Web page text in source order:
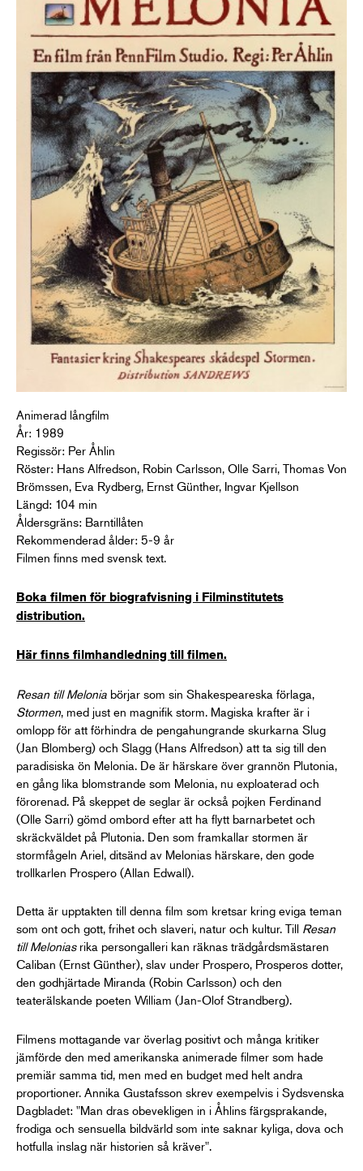
Animerad långfilm
År: 1989
Regissör: Per Åhlin
Röster: Hans Alfredson, Robin Carlsson, Olle Sarri, Thomas Von
Brömssen, Eva Rydberg, Ernst Günther, Ingvar Kjellson
Längd: 104 min
Åldersgräns: Barntillåten
Rekommenderad ålder: 5-9 år
Filmen finns med svensk text.
Boka filmen för biografvisning i Filminstitutets
distribution.
Här finns filmhandledning till filmen.
Resan till Melonia börjar som sin Shakespeareska förlaga,
Stormen, med just en magnifik storm. Magiska krafter är i
omlopp för att förhindra de pengahungrande skurkarna Slug
(Jan Blomberg) och Slagg (Hans Alfredson) att ta sig till den
paradisiska ön Melonia. De är härskare över grannön Plutonia,
en gång lika blomstrande som Melonia, nu exploaterad och
förorenad. På skeppet de seglar är också pojken Ferdinand
(Olle Sarri) gömd ombord efter att ha flytt barnarbetet och
skräckväldet på Plutonia. Den som framkallar stormen är
stormfågeln Ariel, ditsänd av Melonias härskare, den gode
trollkarlen Prospero (Allan Edwall).
Detta är upptakten till denna film som kretsar kring eviga teman
som ont och gott, frihet och slaveri, natur och kultur. Till Resan
till Meloniasrika persongalleri kan räknas trädgårdsmästaren
Caliban (Ernst Günther), slav under Prospero, Prosperos dotter,
den godhjärtade Miranda (Robin Carlsson) och den
teaterälskande poeten William (Jan-Olof Strandberg).
Filmens mottagande var överlag positivt och många kritiker
jämförde den med amerikanska animerade filmer som hade
premiär samma tid, men med en budget med helt andra
proportioner. Annika Gustafsson skrev exempelvis i Sydsvenska
Dagbladet: "Man dras obevekligen in i Åhlins färgsprakande,
frodiga och sensuella bildvärld som inte saknar kyliga, dova och
hotfulla inslag när historien så kräver".